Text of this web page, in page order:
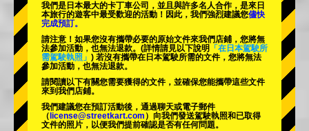
東京澀谷附屬 東京灣
東京淺草 大阪
沖繩
我們是日本最大的卡丁車公司，並且與許多名人合作，是來日
本旅行的遊客中最受歡迎的活動 ！因此，我們強烈建議您儘快
完成預訂。
請注意！如果您沒有攜帶必要的原始文件來我們店鋪，您將無
法參加活動，也無法退款。 (詳情請見以下說明
「在日本駕駛所
需駕駛執照」 ) 若沒有攜帶在日本駕駛所需的文件，您將無法
參加活動，也無法退款。
請閱讀以下有關您需要獲得的文件，並確保您能攜帶這些文件
來到我們店鋪。
我們建議您在預訂活動後，通過聊天或電子郵件
（ license@streetkart.com ）向我們發送駕駛執照和已取得
文件的照片，以便我們提前確認是否有任何問題。